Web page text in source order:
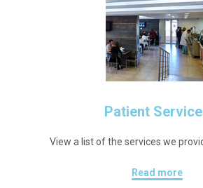
Patient
View a list of the services we
Read more